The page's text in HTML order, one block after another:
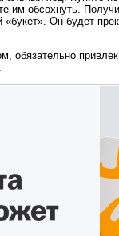
им обсохнуть.
Он будет
обязательно